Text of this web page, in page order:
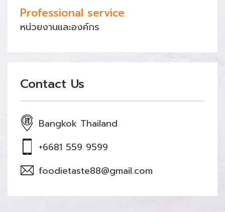
Professional service
หน่วยงานและองค์กร
Contact Us
Bangkok Thailand
+6681 559 9599
foodietaste88@gmail.com